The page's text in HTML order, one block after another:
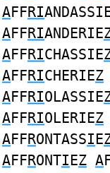
AFFRI
AFFRIANDERIE
AFFRICHASSIE
AFFRICHERIEZ
AFFRIOLASSIE
AFFRIOLERIEZ
AFFRONTASSIE
AFFRONTIEZ A